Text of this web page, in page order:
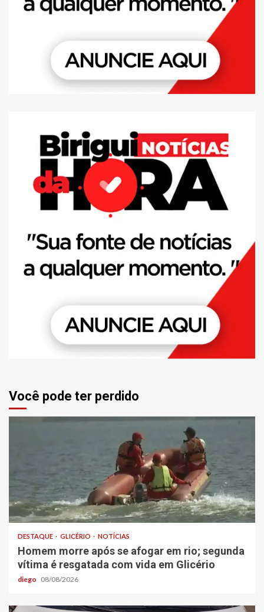
Você pode ter perdido
DESTAQUE GLICÉRIO NOTÍCIAS
Homem morre após se afogar em rio; segunda
vítima é resgatada com vida em Glicério
diego 08/08/2026